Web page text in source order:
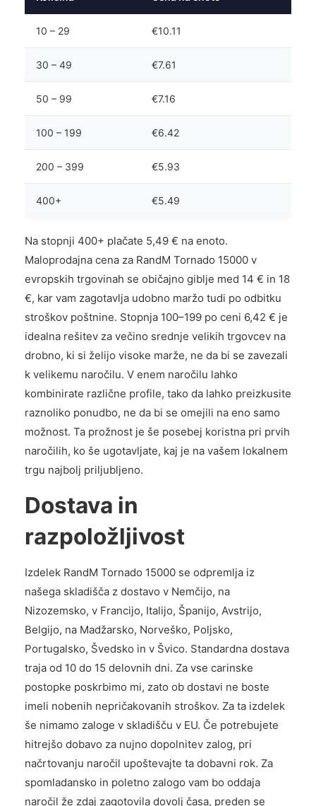
10 – 29 €10.11
30 – 49 €7.61
50 – 99 €7.16
100 – 199 €6.42
200 – 399 €5.93
400+ €5.49
Na stopnji 400+ plačate 5,49 € na enoto.
Maloprodajna cena za RandM Tornado 15000 v
evropskih trgovinah se običajno giblje med 14 € in 18
€, kar vam zagotavlja udobno maržo tudi po odbitku
stroškov poštnine. Stopnja 100–199 po ceni 6,42 € je
idealna rešitev za večino srednje velikih trgovcev na
drobno, ki si želijo visoke marže, ne da bi se zavezali
k velikemu naročilu. V enem naročilu lahko
kombinirate različne profile, tako da lahko preizkusite
raznoliko ponudbo, ne da bi se omejili na eno samo
možnost. Ta prožnost je še posebej koristna pri prvih
naročilih, ko še ugotavljate, kaj je na vašem lokalnem
trgu najbolj priljubljeno.
Dostava in
razpoložljivost
Izdelek RandM Tornado 15000 se odpremlja iz
našega skladišča z dostavo v Nemčijo, na
Nizozemsko, v Francijo, Italijo, Španijo, Avstrijo,
Belgijo, na Madžarsko, Norveško, Poljsko,
Portugalsko, Švedsko in v Švico. Standardna dostava
traja od 10 do 15 delovnih dni. Za vse carinske
postopke poskrbimo mi, zato ob dostavi ne boste
imeli nobenih nepričakovanih stroškov. Za ta izdelek
še nimamo zaloge v skladišču v EU. Če potrebujete
hitrejšo dobavo za nujno dopolnitev zalog, pri
načrtovanju naročil upoštevajte ta dobavni rok. Za
spomladansko in poletno zalogo vam bo oddaja
naročil že zdaj zagotovila dovolj časa, preden se